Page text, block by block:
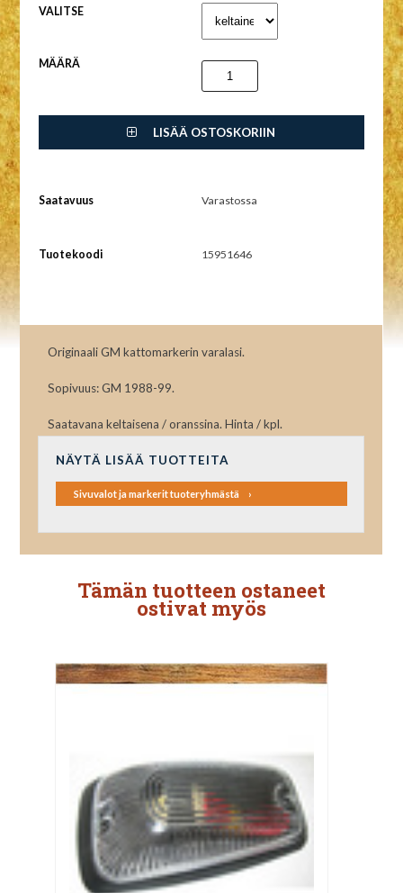
VALITSE
MÄÄRÄ
LISÄÄ OSTOSKORIIN
Saatavuus Varastossa
Tuotekoodi 15951646
Originaali GM kattomarkerin varalasi.
Sopivuus: GM 1988-99.
Saatavana keltaisena / oranssina. Hinta / kpl.
NÄYTÄ LISÄÄ TUOTTEITA
Sivuvalot ja markerit tuoteryhmästä
Tämän tuotteen ostaneet
ostivat myös